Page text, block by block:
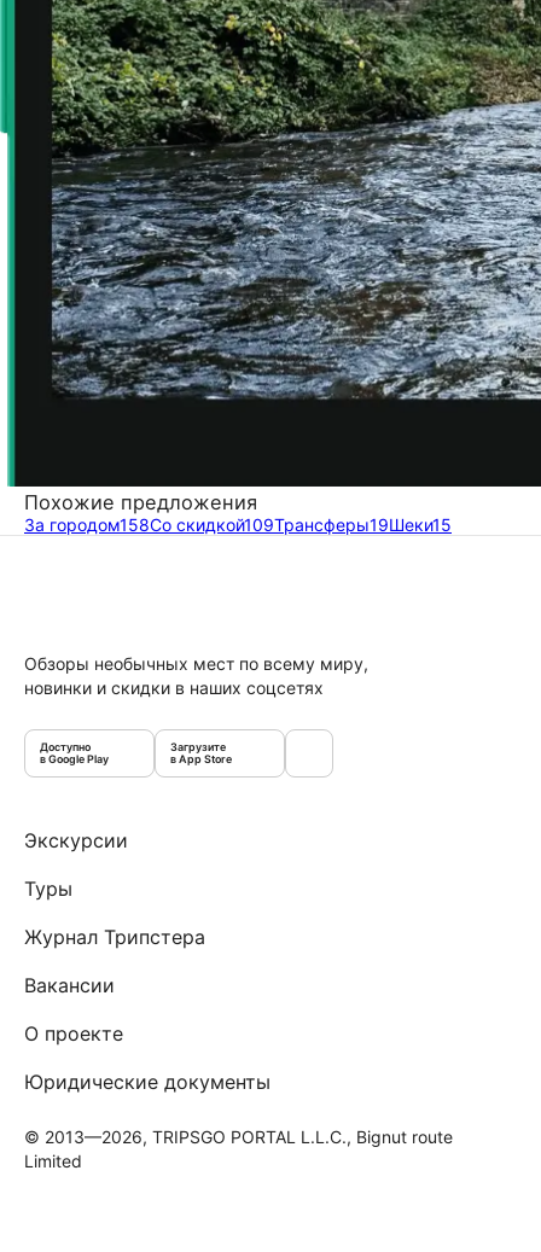
Похожие предложения
За городом158Со скидкой109Трансферы19Шеки15
Обзоры необычных мест по всему миру,
новинки и скидки в наших соцсетях
Доступно
в Google Play
Загрузите
в App Store
Экскурсии
Туры
Журнал Трипстера
Вакансии
О проекте
Юридические документы
© 2013—2026, TRIPSGO PORTAL L.L.C., Bignut route
Limited